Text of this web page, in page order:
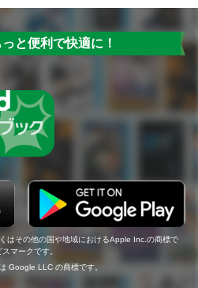
と便利で快適に！
はその他の国や地域におけるApple Inc.の商標で
マークです。
Google LLC の商標です。